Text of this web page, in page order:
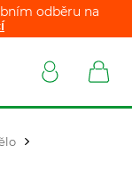
odběru na